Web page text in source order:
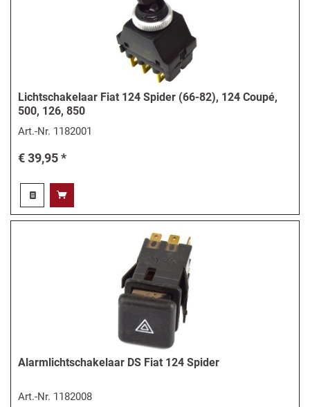
Lichtschakelaar Fiat 124 Spider (66-82), 124 Coupé,
500, 126, 850
Art.-Nr. 1182001
€ 39,95 *
Alarmlichtschakelaar DS Fiat 124 Spider
Art.-Nr. 1182008